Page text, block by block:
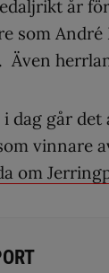
år
som
Även
i dag går
vinnare
om